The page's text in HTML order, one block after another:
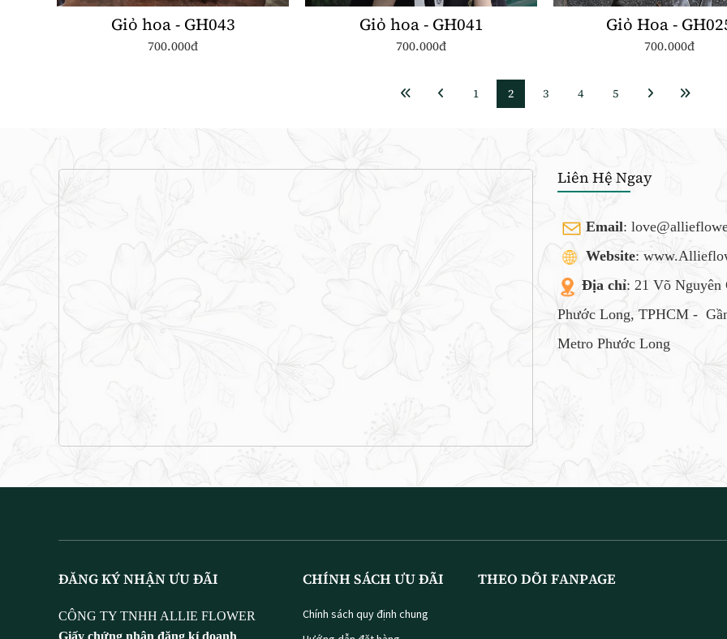
Giỏ hoa - GH043
700.000đ
Giỏ hoa - GH041
700.000đ
Giỏ Hoa -
700.000đ
1 2 3 4 5
Liên Hệ Ngay
Email:
Website:
Địa chỉ: 21 Võ Nguyên
Phước Long, TPHCM -
Metro Phước Long
ĐĂNG KÝ NHẬN ƯU ĐÃI
CÔNG TY TNHH ALLIE FLOWER
CHÍNH SÁCH ƯU ĐÃI
Chính sách quy định chung
THEO DÕI FANPAGE